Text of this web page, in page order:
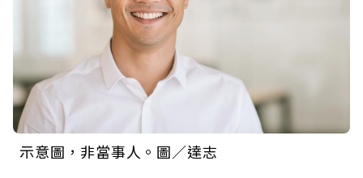
示意圖，非當事人。圖／達志